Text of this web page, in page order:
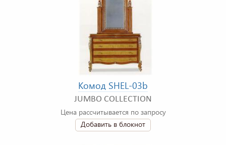
Комод SHEL-03b
JUMBO COLLECTION
Цена рассчитывается по запросу
Добавить в блокнот